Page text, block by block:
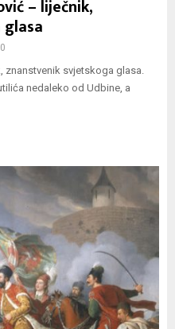
– liječnik,
0
znanstvenik svjetskoga glasa.
nedaleko od Udbine, a